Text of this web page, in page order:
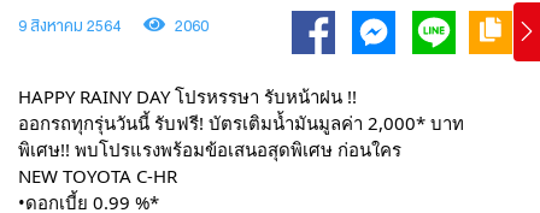
9 สิงหาคม 2564 2060
HAPPY RAINY DAY โปรหรรษา รับหน้าฝน !!
ออกรถทุกรุ่นวันนี้ รับฟรี! บัตรเติมน้ำมันมูลค่า 2,000* บาท
พิเศษ!! พบโปรแรงพร้อมข้อเสนอสุดพิเศษ ก่อนใคร
NEW TOYOTA C-HR
•ดอกเบี้ย 0.99 %*